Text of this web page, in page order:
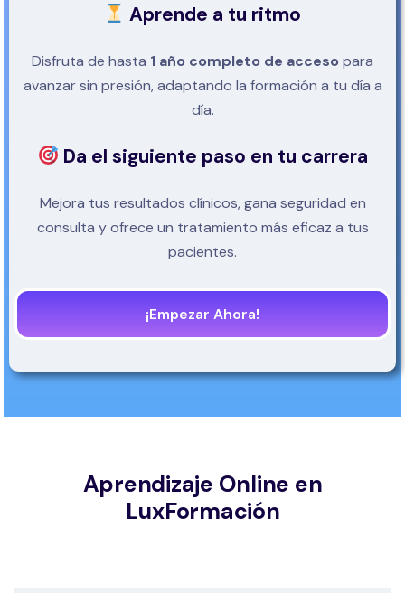
Aprende a tu ritmo
Disfruta de hasta 1 año completo de acceso para
avanzar sin presión, adaptando la formación a tu día a
día.
Da el siguiente paso en tu carrera
Mejora tus resultados clínicos, gana seguridad en
consulta y ofrece un tratamiento más eficaz a tus
pacientes.
¡Empezar Ahora!
Aprendizaje Online en
LuxFormación